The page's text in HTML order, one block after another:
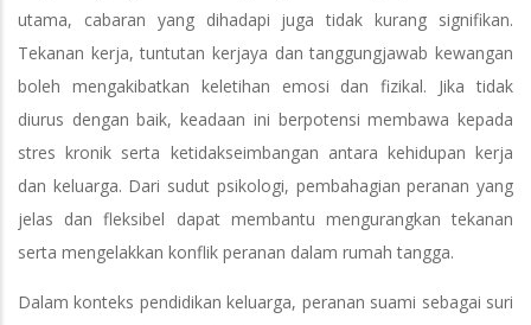
utama, cabaran yang dihadapi juga tidak kurang signifikan.
Tekanan kerja, tuntutan kerjaya dan tanggungjawab kewangan
boleh mengakibatkan keletihan emosi dan fizikal. Jika tidak
diurus dengan baik, keadaan ini berpotensi membawa kepada
stres kronik serta ketidakseimbangan antara kehidupan kerja
dan keluarga. Dari sudut psikologi, pembahagian peranan yang
jelas dan fleksibel dapat membantu mengurangkan tekanan
serta mengelakkan konflik peranan dalam rumah tangga.
Dalam konteks pendidikan keluarga, peranan suami sebagai suri